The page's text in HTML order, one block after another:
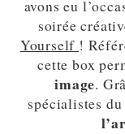
avons eu
soirée
Yourself !
cette box
image.
spécialistes